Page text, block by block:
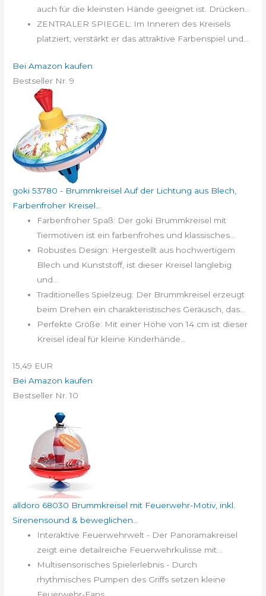
auch für die kleinsten Hände geeignet ist. Drücken...
ZENTRALER SPIEGEL: Im Inneren des Kreisels
platziert, verstärkt er das attraktive Farbenspiel und...
Bei Amazon kaufen
Bestseller Nr. 9
goki 53780 - Brummkreisel Auf der Lichtung aus Blech,
Farbenfroher Kreisel...
Farbenfroher Spaß: Der goki Brummkreisel mit
Tiermotiven ist ein farbenfrohes und klassisches...
Robustes Design: Hergestellt aus hochwertigem
Blech und Kunststoff, ist dieser Kreisel langlebig
und...
Traditionelles Spielzeug: Der Brummkreisel erzeugt
beim Drehen ein charakteristisches Geräusch, das...
Perfekte Größe: Mit einer Höhe von 14 cm ist dieser
Kreisel ideal für kleine Kinderhände...
15,49 EUR
Bei Amazon kaufen
Bestseller Nr. 10
alldoro 68030 Brummkreisel mit Feuerwehr-Motiv, inkl.
Sirenensound & beweglichen...
Interaktive Feuerwehrwelt - Der Panoramakreisel
zeigt eine detailreiche Feuerwehrkulisse mit...
Multisensorisches Spielerlebnis - Durch
rhythmisches Pumpen des Griffs setzen kleine